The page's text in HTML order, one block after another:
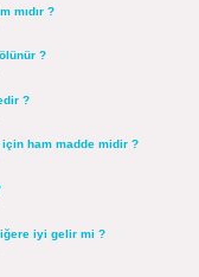
mıdır ?
?
?
ham madde midir ?
iyi gelir mi ?